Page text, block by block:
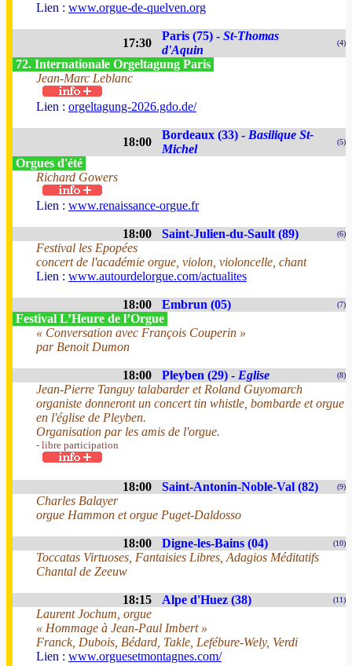
Lien : www.orgue-de-quelven.org
17:30
Paris (75) - St-Thomas
d'Aquin
(4)
72. Internationale Orgeltagung Paris
Jean-Marc Leblanc
Lien : orgeltagung-2026.gdo.de/
18:00
Bordeaux (33) - Basilique St-
Michel
(5)
Orgues d'été
Richard Gowers
Lien : www.renaissance-orgue.fr
18:00 Saint-Julien-du-Sault (89) (6)
Festival les Epopées
concert de l'académie orgue, violon, violoncelle, chant
Lien : www.autourdelorgue.com/actualites
18:00 Embrun (05) (7)
Festival L’Heure de l’Orgue
« Conversation avec François Couperin »
par Benoit Dumon
18:00 Pleyben (29) - Eglise (8)
Jean-Pierre Tanguy talabarder et Roland Guyomarch
organiste donneront un concert tin whistle, bombarde et orgue
en l'église de Pleyben.
Organisation par les amis de l'orgue.
- libre participation
18:00 Saint-Antonin-Noble-Val (82) (9)
Charles Balayer
orgue Hammon et orgue Puget-Daldosso
18:00 Digne-les-Bains (04) (10)
Toccatas Virtuoses, Fantaisies Libres, Adagios Méditatifs
Chantal de Zeeuw
18:15 Alpe d'Huez (38) (11)
Laurent Jochum, orgue
« Hommage à Jean-Paul Imbert »
Franck, Dubois, Bédard, Takle, Lefébure-Wely, Verdi
Lien : www.orguesetmontagnes.com/